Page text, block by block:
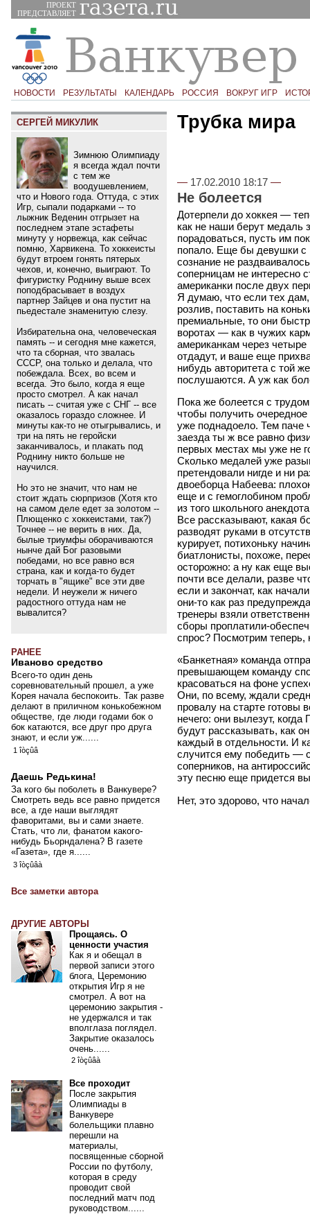
ПРОЕКТ
ПРЕДСТАВЛЯЕТ
НОВОСТИ РЕЗУЛЬТАТЫ КАЛЕНДАРЬ РОССИЯ ВОКРУГ ИГР
Трубка мира
— 17.02.2010 18:17—
Не болеется
Дотерпели до хоккея ―
как не наши берут медаль
порадоваться, пусть им
попало. Еще бы девушки с
сознание не
соперницам не интересно
американки после двух
Я думаю, что если тех дам,
розлив, поставить на
премиальные, то они
воротах ― как в чужих
американкам через
отдадут, и ваше еще
нибудь авторитета с той
послушаются. А уж как
Пока же болеется с
чтобы получить
уже поднадоело. Тем паче
заезда ты ж все равно
первых местах мы уже не
Сколько медалей уже
претендовали нигде и ни
двоеборца Набеева:
еще и с гемоглобином
из того школьного
Все рассказывают, какая
разводят руками в
курирует, потихоньку
биатлонисты, похоже,
осторожно: а ну как еще
почти все делали, разве
если и закончат, как
они-то как раз
тренеры взяли
сборы проплатили-
спрос? Посмотрим теперь,
«Банкетная» команда
превышающем команду
красоваться на фоне
Они, по всему, ждали
провалу на старте готовы
нечего: они вылезут,
будут рассказывать, как
каждый в отдельности. И
случится ему победить ―
соперников, на
эту песню еще придется
Нет, это здорово, что
СЕРГЕЙ МИКУЛИК
Зимнюю Олимпиаду
я всегда ждал почти
с тем же
воодушевлением,
что и Нового года. Оттуда, с этих
Игр, сыпали подарками -- то
лыжник Веденин отгрызет на
последнем этапе эстафеты
минуту у норвежца, как сейчас
помню, Харвикена. То хоккеисты
будут втроем гонять пятерых
чехов, и, конечно, выиграют. То
фигуристку Роднину выше всех
поподбрасывает в воздух
партнер Зайцев и она пустит на
пьедестале знаменитую слезу.
Избирательна она, человеческая
память -- и сегодня мне кажется,
что та сборная, что звалась
СССР, она только и делала, что
побеждала. Всех, во всем и
всегда. Это было, когда я еще
просто смотрел. А как начал
писать -- считая уже с СНГ -- все
оказалось гораздо сложнее. И
минуты как-то не отыгрывались, и
три на пять не геройски
заканчивалось, и плакать под
Роднину никто больше не
научился.
Но это не значит, что нам не
стоит ждать сюрпризов (Хотя кто
на самом деле едет за золотом --
Плющенко с хоккеистами, так?)
Точнее -- не верить в них. Да,
былые триумфы оборачиваются
нынче дай Бог разовыми
победами, но все равно вся
страна, как и когда-то будет
торчать в "ящике" все эти две
недели. И неужели ж ничего
радостного оттуда нам не
вывалится?
РАНЕЕ
Иваново средство
Всего-то один день
соревновательный прошел, а уже
Корея начала беспокоить. Так разве
делают в приличном конькобежном
обществе, где люди годами бок о
бок катаются, все друг про друга
знают, и если уж......
1 îòçûâ
Даешь Редькина!
За кого бы поболеть в Ванкувере?
Смотреть ведь все равно придется
все, а где наши выглядят
фаворитами, вы и сами знаете.
Стать, что ли, фанатом какого-
нибудь Бьорндалена? В газете
«Газета», где я......
3 îòçûâà
Все заметки автора
ДРУГИЕ АВТОРЫ
Прощаясь. О
ценности участия
Как я и обещал в
первой записи этого
блога, Церемонию
открытия Игр я не
смотрел. А вот на
церемонию закрытия -
не удержался и так
вполглаза поглядел.
Закрытие оказалось
очень......
2 îòçûâà
Все проходит
После закрытия
Олимпиады в
Ванкувере
болельщики плавно
перешли на
материалы,
посвященные сборной
России по футболу,
которая в среду
проводит свой
последний матч под
руководством......